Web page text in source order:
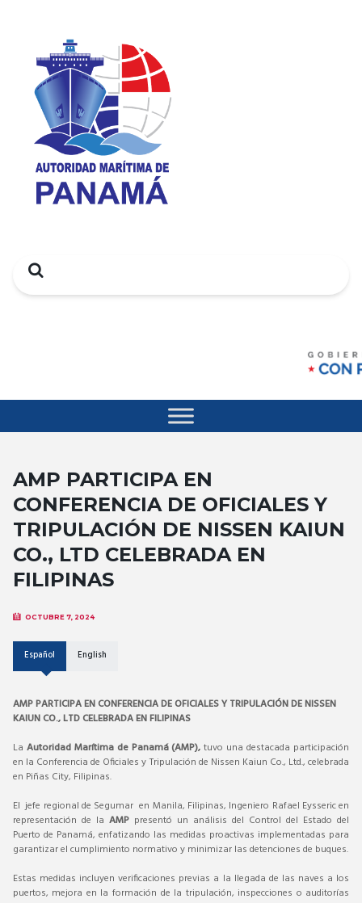
Search
AMP PARTICIPA EN
CONFERENCIA DE OFICIALES Y
TRIPULACIÓN DE NISSEN KAIUN
CO., LTD CELEBRADA EN
FILIPINAS
OCTUBRE 7, 2024
Español English
AMP PARTICIPA EN CONFERENCIA DE OFICIALES Y TRIPULACIÓN DE NISSEN
KAIUN CO., LTD CELEBRADA EN FILIPINAS
La Autoridad Marítima de Panamá (AMP), tuvo una destacada participación
en la Conferencia de Oficiales y Tripulación de Nissen Kaiun Co., Ltd., celebrada
en Piñas City, Filipinas.
El jefe regional de Segumar en Manila, Filipinas, Ingeniero Rafael Eysseric en
representación de la AMPpresentó un análisis del Control del Estado del
Puerto de Panamá, enfatizando las medidas proactivas implementadas para
garantizar el cumplimiento normativo y minimizar las detenciones de buques.
Estas medidas incluyen verificaciones previas a la llegada de las naves a los
puertos, mejora en la formación de la tripulación, inspecciones o auditorías